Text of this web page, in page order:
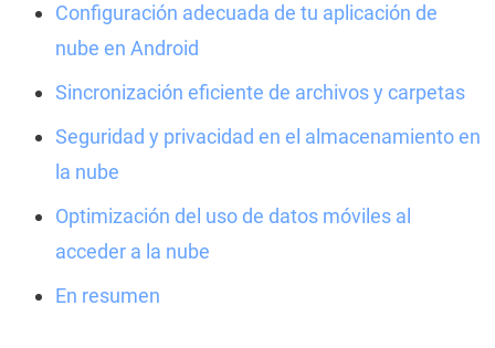
Configuración adecuada de tu aplicación de
nube en Android
Sincronización eficiente de archivos y carpetas
Seguridad y privacidad en el almacenamiento en
la nube
Optimización del uso de datos móviles al
acceder a la nube
En resumen